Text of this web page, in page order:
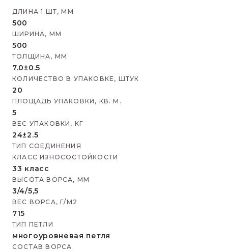
ДЛИНА 1 ШТ, ММ
500
ШИРИНА, ММ
500
ТОЛЩИНА, ММ
7.0±0.5
КОЛИЧЕСТВО В УПАКОВКЕ, ШТУК
20
ПЛОЩАДЬ УПАКОВКИ, КВ. М.
5
ВЕС УПАКОВКИ, КГ
24±2.5
ТИП СОЕДИНЕНИЯ
КЛАСС ИЗНОСОСТОЙКОСТИ
33 класс
ВЫСОТА ВОРСА, ММ
3/4/5,5
ВЕС ВОРСА, Г/М2
715
ТИП ПЕТЛИ
многоуровневая петля
СОСТАВ ВОРСА